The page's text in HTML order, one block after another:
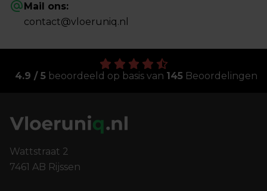
Mail ons:
contact@vloeruniq.nl
4.9 / 5beoordeeld op basis van 145Beoordelingen
Wattstraat 2
7461 AB Rijssen